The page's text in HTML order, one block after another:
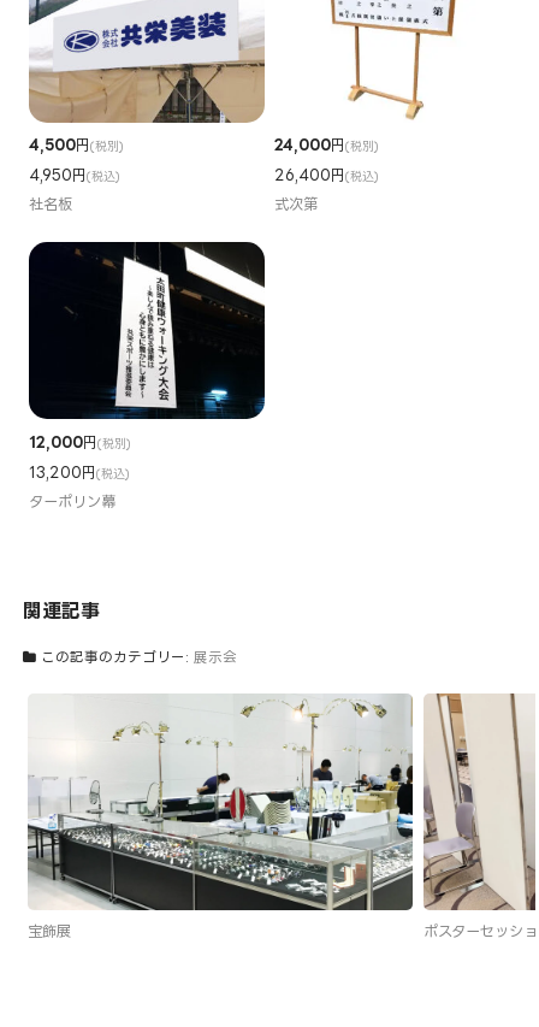
4,500円(税別)
4,950円(税込)
社名板
24,000円(税別)
26,400円(税込)
式次第
12,000円(税別)
13,200円(税込)
ターポリン幕
関連記事
この記事のカテゴリー: 展示会
宝飾展 ポスターセッシ